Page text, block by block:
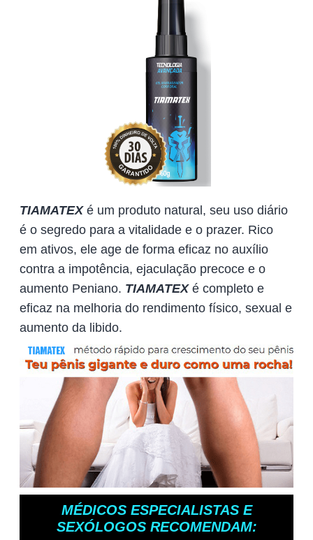
TIAMATEX é um produto natural, seu uso diário
é o segredo para a vitalidade e o prazer. Rico
em ativos, ele age de forma eficaz no auxílio
contra a impotência, ejaculação precoce e o
aumento Peniano. TIAMATEX é completo e
eficaz na melhoria do rendimento físico, sexual e
aumento da libido.
MÉDICOS ESPECIALISTAS E
SEXÓLOGOS RECOMENDAM: